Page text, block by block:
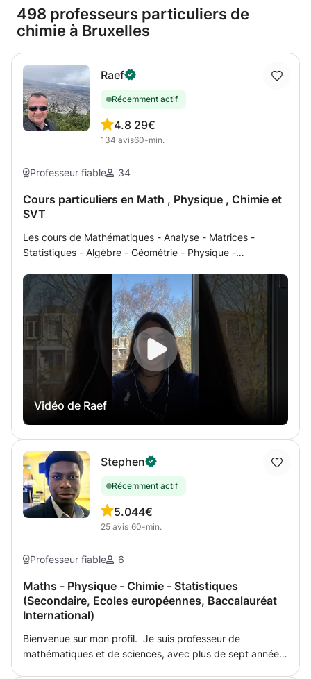
498 professeurs particuliers de
chimie à Bruxelles
Raef
Récemment actif
4.8
134 avis
29€
60-min.
Professeur fiable 34
Cours particuliers en Math , Physique , Chimie et
SVT
Les cours de Mathématiques - Analyse - Matrices -
Statistiques - Algèbre - Géométrie - Physique -
Biologie, Géologie des niveaux sécondaire ou universitaire
(programmes francais, belge, européen ou international)
se font par des explications soit approfondies soit par un
parcours rapide et résumé de besoin essentiel selon le cas
de chaque étudiant soutenu par des exercices du livre ou
des évaluations et des examens d’autres Lycées. Mon
expérience est trop longue et durant des années, j'ai
acuqiert des méthodes pour chaque cas et pour chaque
étudiant pour combler ses lacunes avec des résultats les
meilleurs de Excellent, Très Bien et Bien comme mention
mieux préparer les cours et soutien pour mieux préparer
les devoirs de CNED dans les matières scientifiques.
Vidéo de Raef
Stephen
Récemment actif
5.0
25 avis
44€
60-min.
Professeur fiable 6
Maths - Physique - Chimie - Statistiques
(Secondaire, Ecoles européennes, Baccalauréat
International)
Bienvenue sur mon profil. Je suis professeur de
mathématiques et de sciences, avec plus de sept années